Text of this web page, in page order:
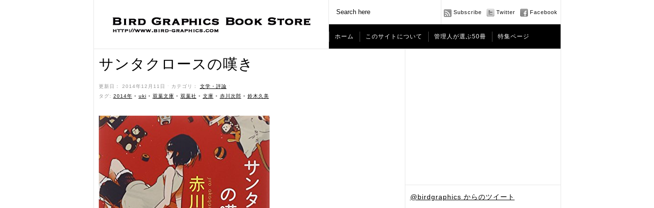
Subscribe Twitter Facebook
ホーム このサイトについて 管理人が選ぶ50冊 特集ページ
@birdgraphics からのツイート
サンタクロースの嘆き
更新日： 2014年12月11日 ˑ カテゴリ： 文学・評論 ˑ
タグ: 2014年 • uki • 双葉文庫 • 双葉社 • 文庫 • 赤川次郎 • 鈴木久美